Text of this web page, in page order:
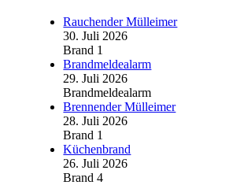
Rauchender Mülleimer
30. Juli 2026
Brand 1
Brandmeldealarm
29. Juli 2026
Brandmeldealarm
Brennender Mülleimer
28. Juli 2026
Brand 1
Küchenbrand
26. Juli 2026
Brand 4